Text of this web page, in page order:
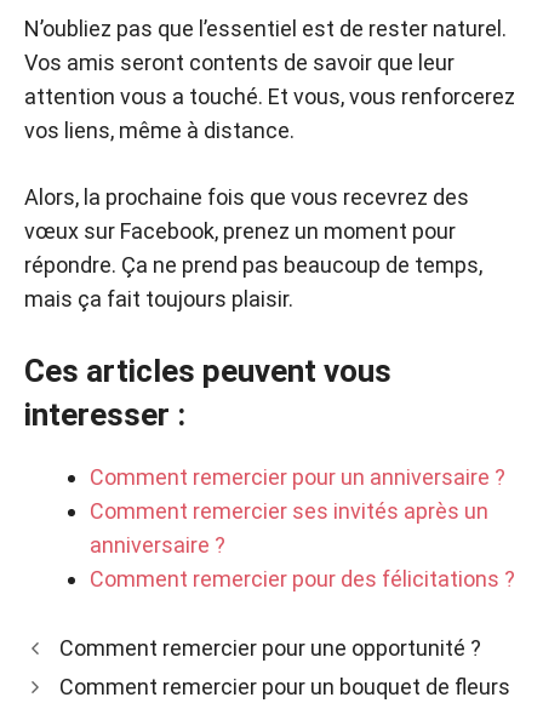
N’oubliez pas que l’essentiel est de rester naturel.
Vos amis seront contents de savoir que leur
attention vous a touché. Et vous, vous renforcerez
vos liens, même à distance.
Alors, la prochaine fois que vous recevrez des
vœux sur Facebook, prenez un moment pour
répondre. Ça ne prend pas beaucoup de temps,
mais ça fait toujours plaisir.
Ces articles peuvent vous
interesser :
Comment remercier pour un anniversaire ?
Comment remercier ses invités après un
anniversaire ?
Comment remercier pour des félicitations ?
Comment remercier pour une opportunité ?
Comment remercier pour un bouquet de fleurs